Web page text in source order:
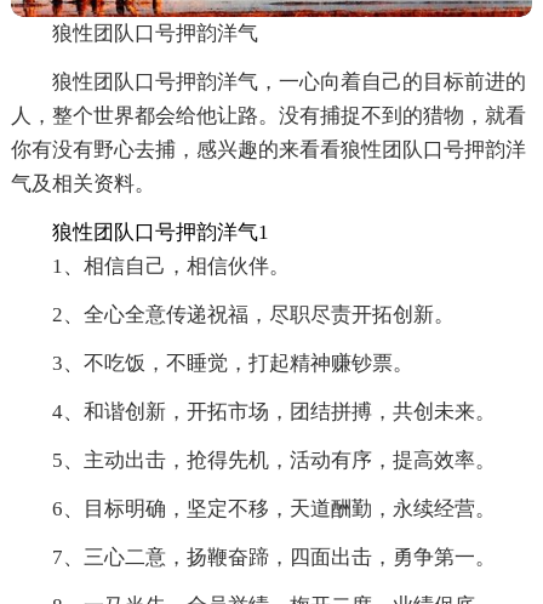
狼性团队口号押韵洋气
狼性团队口号押韵洋气，一心向着自己的目标前进的
人，整个世界都会给他让路。没有捕捉不到的猎物，就看
你有没有野心去捕，感兴趣的来看看狼性团队口号押韵洋
气及相关资料。
狼性团队口号押韵洋气1
1、相信自己，相信伙伴。
2、全心全意传递祝福，尽职尽责开拓创新。
3、不吃饭，不睡觉，打起精神赚钞票。
4、和谐创新，开拓市场，团结拼搏，共创未来。
5、主动出击，抢得先机，活动有序，提高效率。
6、目标明确，坚定不移，天道酬勤，永续经营。
7、三心二意，扬鞭奋蹄，四面出击，勇争第一。